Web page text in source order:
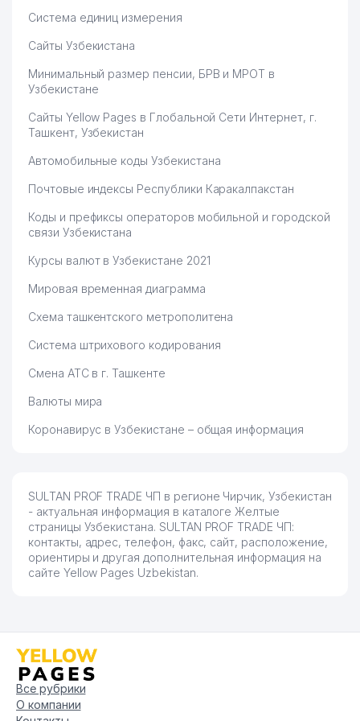
Система единиц измерения
Сайты Узбекистана
Минимальный размер пенсии, БРВ и МРОТ в
Узбекистане
Сайты Yellow Pages в Глобальной Сети Интернет, г.
Ташкент, Узбекистан
Автомобильные коды Узбекистана
Почтовые индексы Республики Каракалпакстан
Коды и префиксы операторов мобильной и городской
связи Узбекистана
Курсы валют в Узбекистане 2021
Мировая временная диаграмма
Схема ташкентского метрополитена
Система штрихового кодирования
Смена АТС в г. Ташкенте
Валюты мира
Коронавирус в Узбекистане – общая информация
SULTAN PROF TRADE ЧП в регионе Чирчик, Узбекистан
- актуальная информация в каталоге Желтые
страницы Узбекистана. SULTAN PROF TRADE ЧП:
контакты, адрес, телефон, факс, сайт, расположение,
ориентиры и другая дополнительная информация на
сайте Yellow Pages Uzbekistan.
Все рубрики
О компании